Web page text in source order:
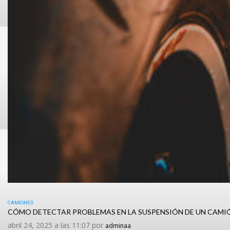
CAMIONES
CÓMO DETECTAR PROBLEMAS EN LA SUSPENSIÓN DE UN
abril 24, 2025 a las 11:07 por adminaa